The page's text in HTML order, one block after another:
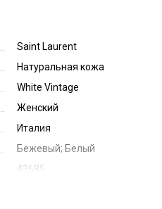
Saint Laurent
Натуральная кожа
White Vintage
Женский
Италия
Бежевый; Белый
43685